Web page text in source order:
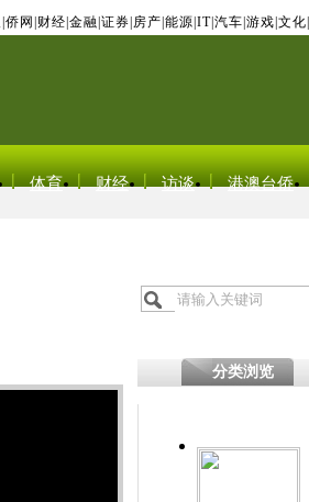
侨网 财经 金融 证券 房产 能源 IT| 汽车 游戏 文化
体育 财经 访谈 港澳台侨
分类浏览